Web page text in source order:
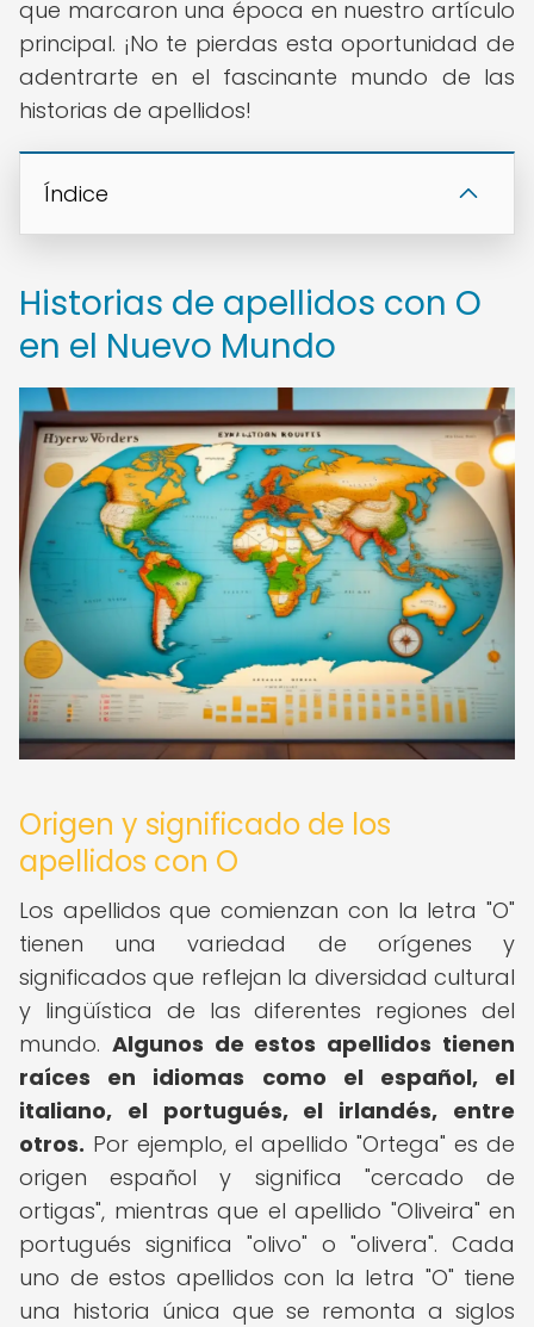
que marcaron una época en nuestro artículo
principal. ¡No te pierdas esta oportunidad de
adentrarte en el fascinante mundo de las
historias de apellidos!
Índice
Historias de apellidos con O
en el Nuevo Mundo
Origen y significado de los
apellidos con O
Los apellidos que comienzan con la letra "O"
tienen una variedad de orígenes y
significados que reflejan la diversidad cultural
y lingüística de las diferentes regiones del
mundo. Algunos de estos apellidos tienen
raíces en idiomas como el español, el
italiano, el portugués, el irlandés, entre
otros. Por ejemplo, el apellido "Ortega" es de
origen español y significa "cercado de
ortigas", mientras que el apellido "Oliveira" en
portugués significa "olivo" o "olivera". Cada
uno de estos apellidos con la letra "O" tiene
una historia única que se remonta a siglos